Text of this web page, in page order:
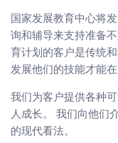
国家发展教育中心将
询和辅导来支持准备
育计划的客户是传统
发展他们的技能才能
我们为客户提供各种
人成长。 我们向他们
的现代看法。